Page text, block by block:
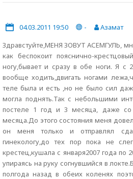
04.03.2011 19:50 -
Азамат
Здравстуйте,МЕНЯ ЗОВУТ АСЕМГУЛЬ,
как беспокоит пояснично-
ногу,бывает и сразу в обе ноги. Я с
вообще ходить,двигать ногами
теле была и есть ,но не было сил
могла поднять.Так с небольшими
постеле 1 год и 3 месяца, даже
месяца.До этого состояния меня
он меня только и отправлял
гинекологу,до тех пор пока не
крестец,кушала с января2007 года по
упираясь на руку согнувшийся в
полгода назад в обеих коленях